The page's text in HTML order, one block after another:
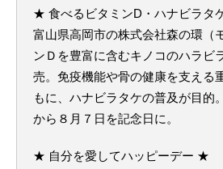
★ 食べるビタミンD・ハナビラタ
富山県高岡市の株式会社森の環（
ンＤを豊富に含むキノコのハラビ
売。免疫機能や骨の健康を支える
もに、ハナビラタケの普及が目的
から８月７日を記念日に。
★ 自分を愛してハッピーデー ★